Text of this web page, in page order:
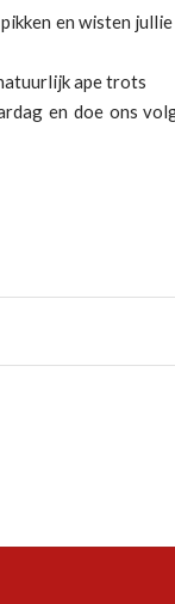
en wisten
ape trots
en doe ons